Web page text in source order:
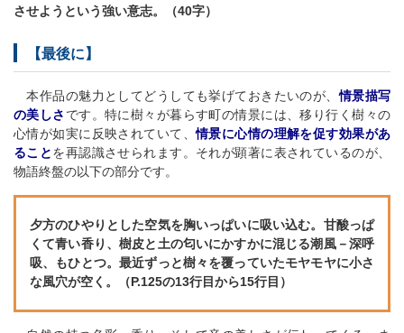
させようという強い意志。（40字）
【最後に】
本作品の魅力としてどうしても挙げておきたいのが、情景描写
の美しさ です。特に樹々が暮らす町の情景には、移り行く樹々の
心情が如実に反映されていて、情景に心情の理解を促す効果があ
ることを再認識させられます。それが顕著に表されているのが、
物語終盤の以下の部分です。
夕方のひやりとした空気を胸いっぱいに吸い込む。甘酸っぱ
くて青い香り、樹皮と土の匂いにかすかに混じる潮風－深呼
吸、もひとつ。最近ずっと樹々を覆っていたモヤモヤに小さ
な風穴が空く。（P.125の13行目から15行目）